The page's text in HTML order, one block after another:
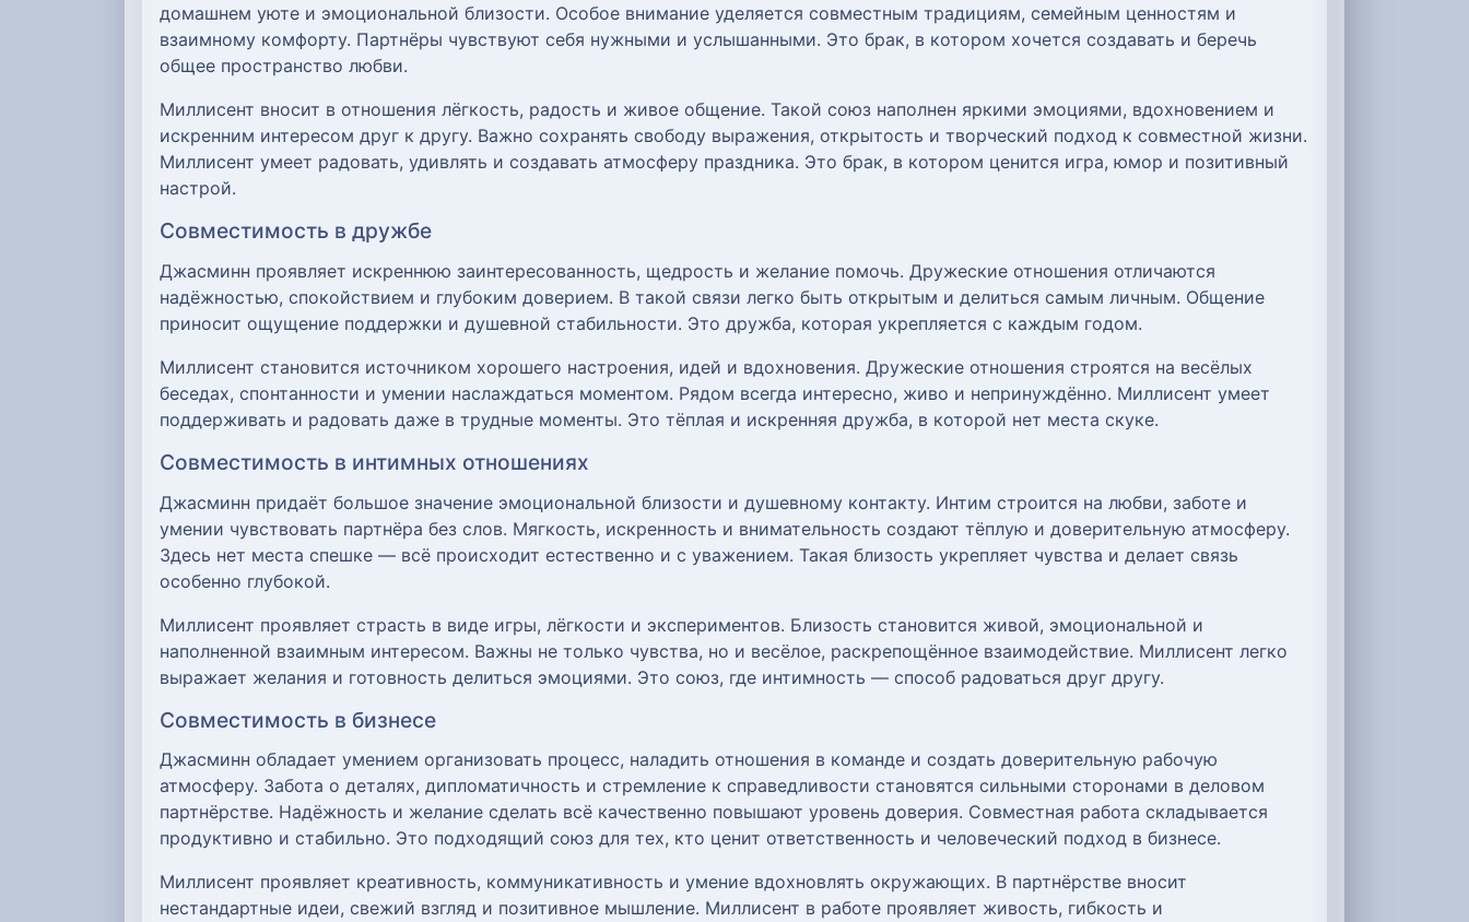
домашнем уюте и эмоциональной близости. Особое внимание уделяется совместным традициям, семейным ценностям и
взаимному комфорту. Партнёры чувствуют себя нужными и услышанными. Это брак, в котором хочется создавать и беречь
общее пространство любви.
Миллисент вносит в отношения лёгкость, радость и живое общение. Такой союз наполнен яркими эмоциями, вдохновением и
искренним интересом друг к другу. Важно сохранять свободу выражения, открытость и творческий подход к совместной жизни.
Миллисент умеет радовать, удивлять и создавать атмосферу праздника. Это брак, в котором ценится игра, юмор и позитивный
настрой.
Совместимость в дружбе
Джасминн проявляет искреннюю заинтересованность, щедрость и желание помочь. Дружеские отношения отличаются
надёжностью, спокойствием и глубоким доверием. В такой связи легко быть открытым и делиться самым личным. Общение
приносит ощущение поддержки и душевной стабильности. Это дружба, которая укрепляется с каждым годом.
Миллисент становится источником хорошего настроения, идей и вдохновения. Дружеские отношения строятся на весёлых
беседах, спонтанности и умении наслаждаться моментом. Рядом всегда интересно, живо и непринуждённо. Миллисент умеет
поддерживать и радовать даже в трудные моменты. Это тёплая и искренняя дружба, в которой нет места скуке.
Совместимость в интимных отношениях
Джасминн придаёт большое значение эмоциональной близости и душевному контакту. Интим строится на любви, заботе и
умении чувствовать партнёра без слов. Мягкость, искренность и внимательность создают тёплую и доверительную атмосферу.
Здесь нет места спешке — всё происходит естественно и с уважением. Такая близость укрепляет чувства и делает связь
особенно глубокой.
Миллисент проявляет страсть в виде игры, лёгкости и экспериментов. Близость становится живой, эмоциональной и
наполненной взаимным интересом. Важны не только чувства, но и весёлое, раскрепощённое взаимодействие. Миллисент легко
выражает желания и готовность делиться эмоциями. Это союз, где интимность — способ радоваться друг другу.
Совместимость в бизнесе
Джасминн обладает умением организовать процесс, наладить отношения в команде и создать доверительную рабочую
атмосферу. Забота о деталях, дипломатичность и стремление к справедливости становятся сильными сторонами в деловом
партнёрстве. Надёжность и желание сделать всё качественно повышают уровень доверия. Совместная работа складывается
продуктивно и стабильно. Это подходящий союз для тех, кто ценит ответственность и человеческий подход в бизнесе.
Миллисент проявляет креативность, коммуникативность и умение вдохновлять окружающих. В партнёрстве вносит
нестандартные идеи, свежий взгляд и позитивное мышление. Миллисент в работе проявляет живость, гибкость и